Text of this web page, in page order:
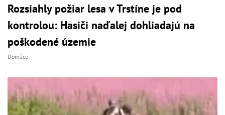
Rozsiahly požiar lesa v Trstíne je pod
kontrolou: Hasiči naďalej dohliadajú na
poškodené územie
Domáce